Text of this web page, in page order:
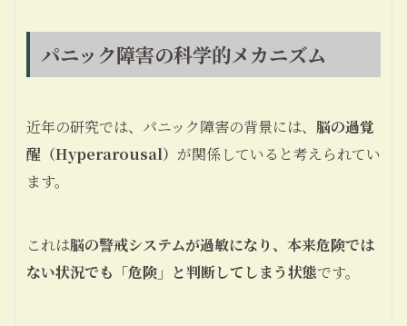
パニック障害の科学的メカニズム
近年の研究では、パニック障害の背景には、 脳の過覚
醒（Hyperarousal） が関係していると考えられてい
ます。
これは脳の警戒システムが過敏になり、本来危険では
ない状況でも「危険」と判断してしまう状態です。